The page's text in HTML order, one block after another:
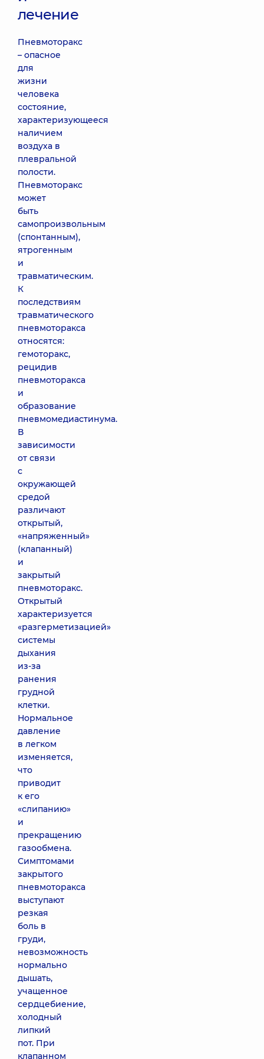
лечение
Пневмоторакс
– опасное
для
жизни
человека
состояние,
характеризующееся
наличием
воздуха в
плевральной
полости.
Пневмоторакс
может
быть
самопроизвольным
(спонтанным),
ятрогенным
и
травматическим.
К
последствиям
травматического
пневмоторакса
относятся:
гемоторакс,
рецидив
пневмоторакса
и
образование
пневмомедиастинума.
В
зависимости
от связи
с
окружающей
средой
различают
открытый,
«напряженный»
(клапанный)
и
закрытый
пневмоторакс.
Открытый
характеризуется
«разгерметизацией»
системы
дыхания
из-за
ранения
грудной
клетки.
Нормальное
давление
в легком
изменяется,
что
приводит
к его
«слипанию»
и
прекращению
газообмена.
Симптомами
закрытого
пневмоторакса
выступают
резкая
боль в
груди,
невозможность
нормально
дышать,
учащенное
сердцебиение,
холодный
липкий
пот. При
клапанном